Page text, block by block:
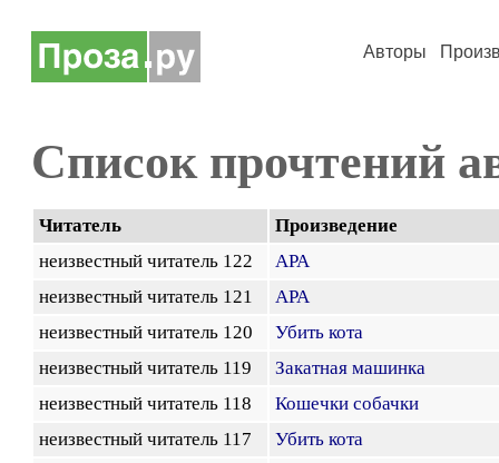
Авторы
Список прочтений
Читатель
Произведение
неизвестный читатель 122
АРА
неизвестный читатель 121
АРА
неизвестный читатель 120
Убить кота
неизвестный читатель 119
Закатная машинка
неизвестный читатель 118
Кошечки собачки
неизвестный читатель 117
Убить кота